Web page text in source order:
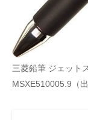
三菱鉛筆 ジェット
MSXE510005.9（出